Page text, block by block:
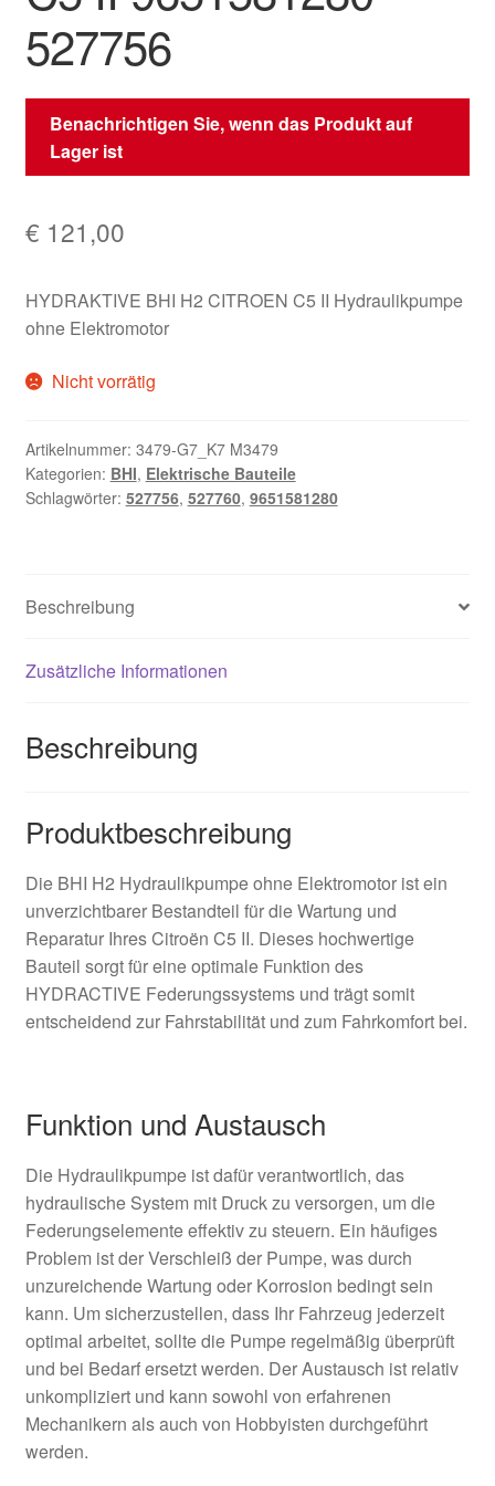
527756
Benachrichtigen Sie, wenn das Produkt auf
Lager ist
€ 121,00
HYDRAKTIVE BHI H2 CITROEN C5 II Hydraulikpumpe
ohne Elektromotor
Nicht vorrätig
Artikelnummer: 3479-G7_K7 M3479
Kategorien: BHI, Elektrische Bauteile
Schlagwörter: 527756, 527760, 9651581280
Beschreibung
Zusätzliche Informationen
Beschreibung
Produktbeschreibung
Die BHI H2 Hydraulikpumpe ohne Elektromotor ist ein
unverzichtbarer Bestandteil für die Wartung und
Reparatur Ihres Citroën C5 II. Dieses hochwertige
Bauteil sorgt für eine optimale Funktion des
HYDRACTIVE Federungssystems und trägt somit
entscheidend zur Fahrstabilität und zum Fahrkomfort bei.
Funktion und Austausch
Die Hydraulikpumpe ist dafür verantwortlich, das
hydraulische System mit Druck zu versorgen, um die
Federungselemente effektiv zu steuern. Ein häufiges
Problem ist der Verschleiß der Pumpe, was durch
unzureichende Wartung oder Korrosion bedingt sein
kann. Um sicherzustellen, dass Ihr Fahrzeug jederzeit
optimal arbeitet, sollte die Pumpe regelmäßig überprüft
und bei Bedarf ersetzt werden. Der Austausch ist relativ
unkompliziert und kann sowohl von erfahrenen
Mechanikern als auch von Hobbyisten durchgeführt
werden.